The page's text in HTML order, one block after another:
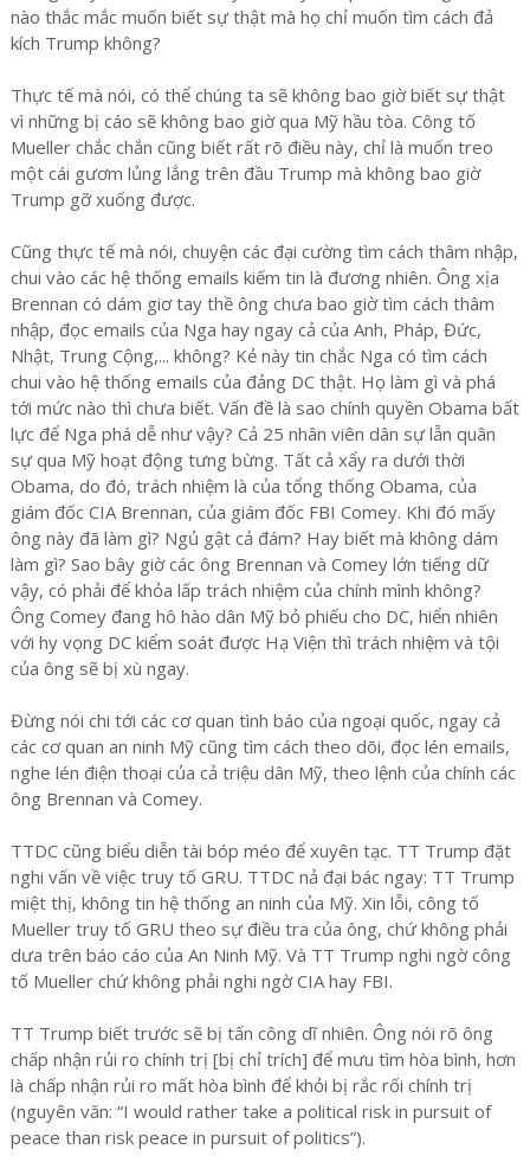
nào thắc mắc muốn biết sự thật mà họ chỉ muốn tìm cách đả
kích Trump không?
Thực tế mà nói, có thể chúng ta sẽ không bao giờ biết sự thật
vì những bị cáo sẽ không bao giờ qua Mỹ hầu tòa. Công tố
Mueller chắc chắn cũng biết rất rõ điều này, chỉ là muốn treo
một cái gươm lủng lẳng trên đầu Trump mà không bao giờ
Trump gỡ xuống được.
Cũng thực tế mà nói, chuyện các đại cường tìm cách thâm nhập,
chui vào các hệ thống emails kiếm tin là đương nhiên. Ông xịa
Brennan có dám giơ tay thề ông chưa bao giờ tìm cách thâm
nhập, đọc emails của Nga hay ngay cả của Anh, Pháp, Đức,
Nhật, Trung Cộng,... không? Kẻ này tin chắc Nga có tìm cách
chui vào hệ thống emails của đảng DC thật. Họ làm gì và phá
tới mức nào thì chưa biết. Vấn đề là sao chính quyền Obama bất
lực để Nga phá dễ như vậy? Cả 25 nhân viên dân sự lẫn quân
sự qua Mỹ hoạt động tưng bừng. Tất cả xẩy ra dưới thời
Obama, do đó, trách nhiệm là của tổng thống Obama, của
giám đốc CIA Brennan, của giám đốc FBI Comey. Khi đó mấy
ông này đã làm gì? Ngủ gật cả đám? Hay biết mà không dám
làm gì? Sao bây giờ các ông Brennan và Comey lớn tiếng dữ
vậy, có phải để khỏa lấp trách nhiệm của chính mình không?
Ông Comey đang hô hào dân Mỹ bỏ phiếu cho DC, hiển nhiên
với hy vọng DC kiểm soát được Hạ Viện thì trách nhiệm và tội
của ông sẽ bị xù ngay.
Đừng nói chi tới các cơ quan tình báo của ngoại quốc, ngay cả
các cơ quan an ninh Mỹ cũng tìm cách theo dõi, đọc lén emails,
nghe lén điện thoại của cả triệu dân Mỹ, theo lệnh của chính các
ông Brennan và Comey.
TTDC cũng biểu diễn tài bóp méo để xuyên tạc. TT Trump đặt
nghi vấn về việc truy tố GRU. TTDC nả đại bác ngay: TT Trump
miệt thị, không tin hệ thống an ninh của Mỹ. Xin lỗi, công tố
Mueller truy tố GRU theo sự điều tra của ông, chứ không phải
dưa trên báo cáo của An Ninh Mỹ. Và TT Trump nghi ngờ công
tố Mueller chứ không phải nghi ngờ CIA hay FBI.
TT Trump biết trước sẽ bị tấn công dĩ nhiên. Ông nói rõ ông
chấp nhận rủi ro chính trị [bị chỉ trích] để mưu tìm hòa bình, hơn
là chấp nhận rủi ro mất hòa bình để khỏi bị rắc rối chính trị
(nguyên văn: “I would rather take a political risk in pursuit of
peace than risk peace in pursuit of politics”).